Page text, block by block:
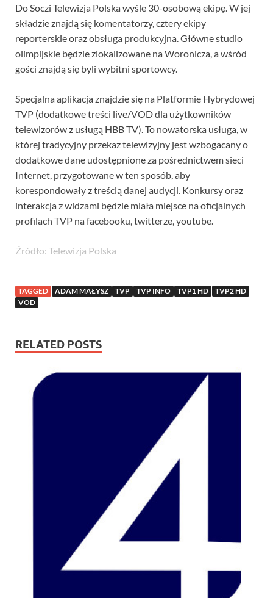
Do Soczi Telewizja Polska wyśle 30-osobową ekipę. W jej
składzie znajdą się komentatorzy, cztery ekipy
reporterskie oraz obsługa produkcyjna. Główne studio
olimpijskie będzie zlokalizowane na Woronicza, a wśród
gości znajdą się byli wybitni sportowcy.
Specjalna aplikacja znajdzie się na Platformie Hybrydowej
TVP (dodatkowe treści live/VOD dla użytkowników
telewizorów z usługą HBB TV). To nowatorska usługa, w
której tradycyjny przekaz telewizyjny jest wzbogacany o
dodatkowe dane udostępnione za pośrednictwem sieci
Internet, przygotowane w ten sposób, aby
korespondowały z treścią danej audycji. Konkursy oraz
interakcja z widzami będzie miała miejsce na oficjalnych
profilach TVP na facebooku, twitterze, youtube.
Źródło: Telewizja Polska
TAGGED ADAM MAŁYSZ TVP TVP INFO TVP1 HD
TVP2 HD
VOD
RELATED POSTS